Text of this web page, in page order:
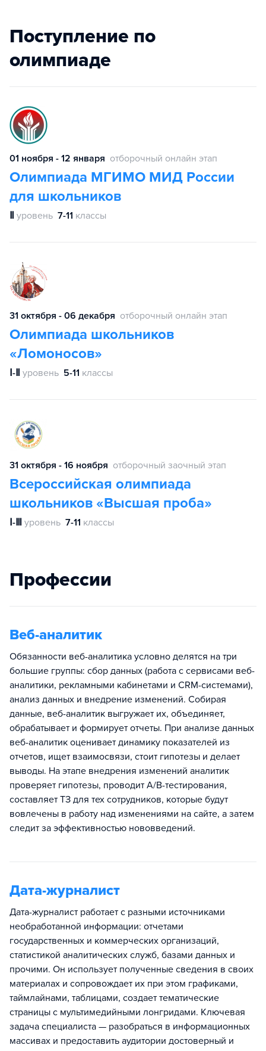
Поступление по
олимпиаде
01 ноября - 12 января отборочный онлайн этап
Олимпиада МГИМО МИД России
для школьников
Ⅱ уровень 7-11 классы
31 октября - 06 декабря отборочный онлайн этап
Олимпиада школьников
«Ломоносов»
Ⅰ-Ⅱ уровень 5-11 классы
31 октября - 16 ноября отборочный заочный этап
Всероссийская олимпиада
школьников «Высшая проба»
Ⅰ-Ⅲ уровень 7-11 классы
Профессии
Веб-аналитик
Обязанности веб-аналитика условно делятся на три
большие группы: сбор данных (работа с сервисами веб-
аналитики, рекламными кабинетами и CRM-системами),
анализ данных и внедрение изменений. Собирая
данные, веб-аналитик выгружает их, объединяет,
обрабатывает и формирует отчеты. При анализе данных
веб-аналитик оценивает динамику показателей из
отчетов, ищет взаимосвязи, стоит гипотезы и делает
выводы. На этапе внедрения изменений аналитик
проверяет гипотезы, проводит A/B-тестирования,
составляет ТЗ для тех сотрудников, которые будут
вовлечены в работу над изменениями на сайте, а затем
следит за эффективностью нововведений.
Дата-журналист
Дата-журналист работает с разными источниками
необработанной информации: отчетами
государственных и коммерческих организаций,
статистикой аналитических служб, базами данных и
прочими. Он использует полученные сведения в своих
материалах и сопровождает их при этом графиками,
таймлайнами, таблицами, создает тематические
страницы с мультимедийными лонгридами. Ключевая
задача специалиста — разобраться в информационных
массивах и предоставить аудитории достоверный и